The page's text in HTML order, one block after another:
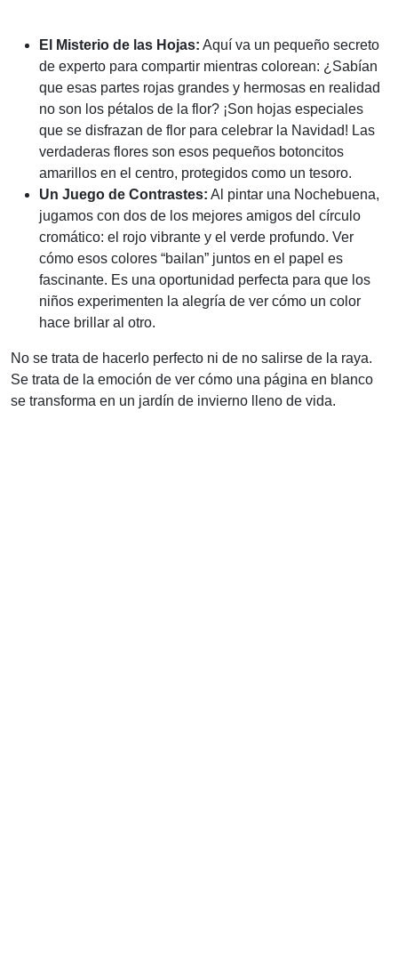
El Misterio de las Hojas: Aquí va un pequeño secreto
de experto para compartir mientras colorean: ¿Sabían
que esas partes rojas grandes y hermosas en realidad
no son los pétalos de la flor? ¡Son hojas especiales
que se disfrazan de flor para celebrar la Navidad! Las
verdaderas flores son esos pequeños botoncitos
amarillos en el centro, protegidos como un tesoro.
Un Juego de Contrastes: Al pintar una Nochebuena,
jugamos con dos de los mejores amigos del círculo
cromático: el rojo vibrante y el verde profundo. Ver
cómo esos colores “bailan” juntos en el papel es
fascinante. Es una oportunidad perfecta para que los
niños experimenten la alegría de ver cómo un color
hace brillar al otro.
No se trata de hacerlo perfecto ni de no salirse de la raya.
Se trata de la emoción de ver cómo una página en blanco
se transforma en un jardín de invierno lleno de vida.